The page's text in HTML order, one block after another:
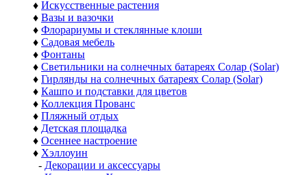
♦ Искусственные растения
♦ Вазы и вазочки
♦ Флорариумы и стеклянные клоши
♦ Садовая мебель
♦ Фонтаны
♦ Светильники на солнечных батареях Солар (Solar)
♦ Гирлянды на солнечных батареях Солар (Solar)
♦ Кашпо и подставки для цветов
♦ Коллекция Прованс
♦ Пляжный отдых
♦ Детская площадка
♦ Осеннее настроение
♦ Хэллоуин
- Декорации и аксессуары